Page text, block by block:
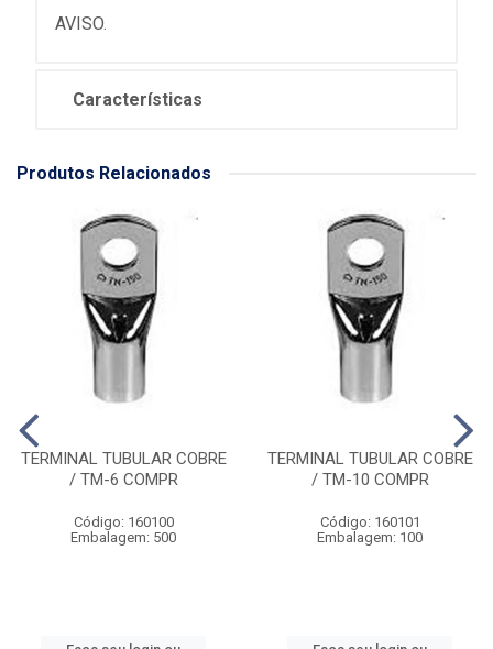
AVISO.
Características
Produtos Relacionados
TERMINAL TUBULAR COBRE
/ TM-6 COMPR
Código: 160100
Embalagem: 500
TERMINAL TUBULAR COBRE
/ TM-10 COMPR
Código: 160101
Embalagem: 100